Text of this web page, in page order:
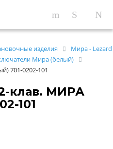
изделия
Мира - Lezard
Мира (белый)
701-0202-101
клав. МИРА
101